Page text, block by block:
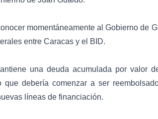
momentáneamente al Gobierno de
entre Caracas y el BID.
una deuda acumulada por valor
que debería comenzar a ser
líneas de financiación.